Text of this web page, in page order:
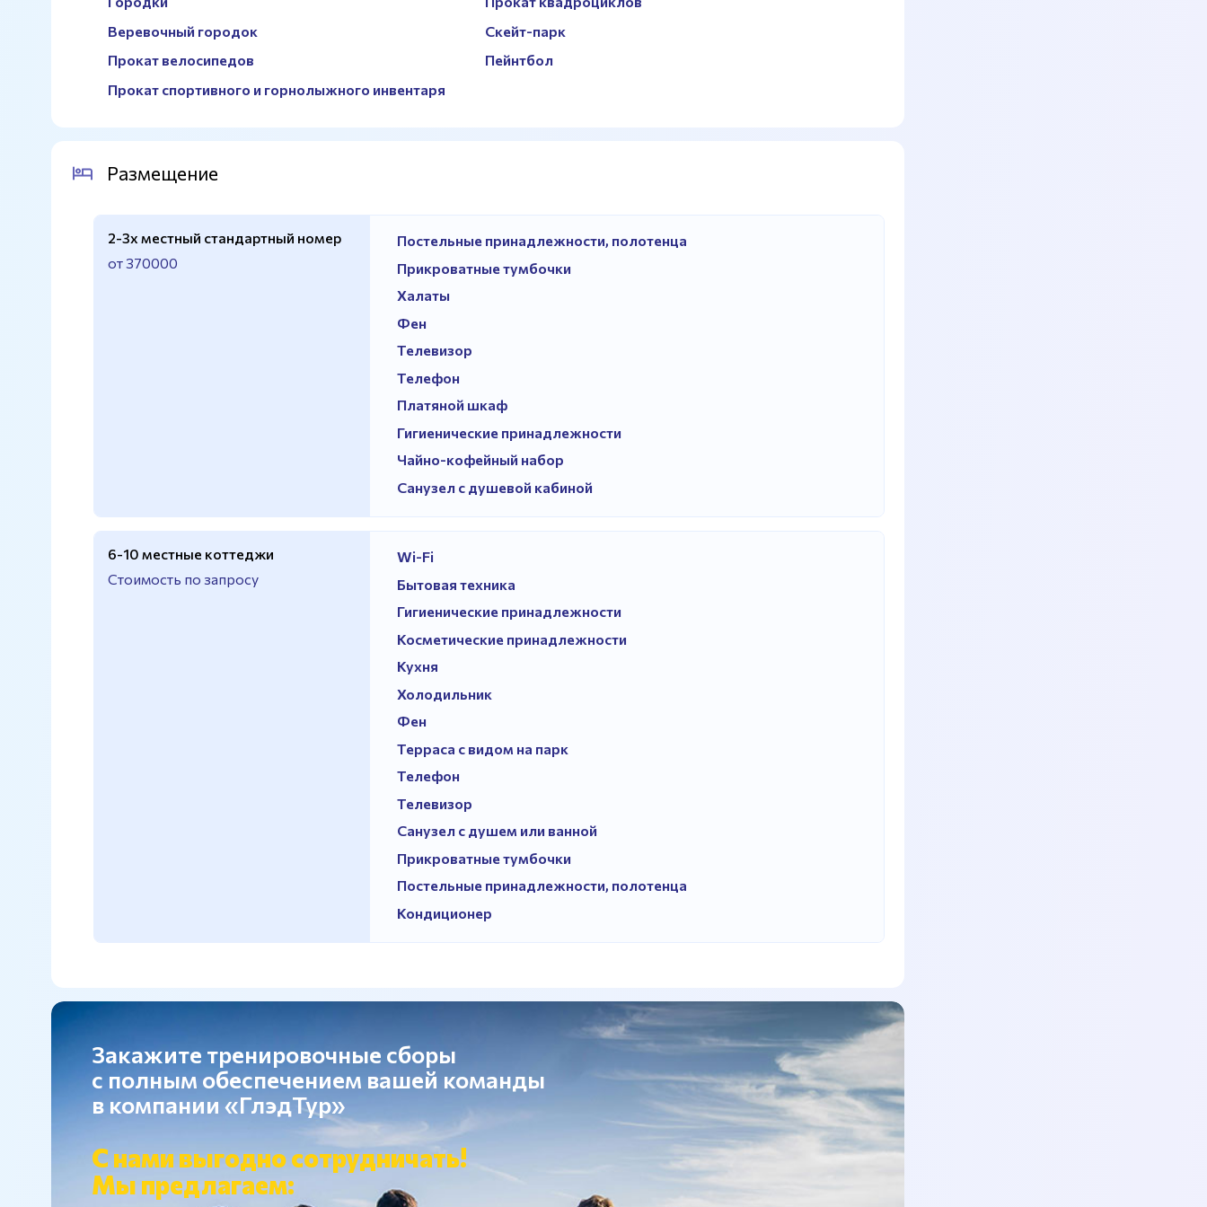
Веревочный городок
Скейт-парк
Прокат велосипедов
Пейнтбол
Прокат спортивного и горнолыжного инвентаря
Размещение
2-3х местный стандартный номер
от 370000
Постельные принадлежности, полотенца
Прикроватные тумбочки
Халаты
Фен
Телевизор
Телефон
Платяной шкаф
Гигиенические принадлежности
Чайно-кофейный набор
Санузел с душевой кабиной
6-10 местные коттеджи
Стоимость по запросу
Wi-Fi
Бытовая техника
Гигиенические принадлежности
Косметические принадлежности
Кухня
Холодильник
Фен
Терраса с видом на парк
Телефон
Телевизор
Санузел с душем или ванной
Прикроватные тумбочки
Постельные принадлежности, полотенца
Кондиционер
Закажите тренировочные сборы
с полным обеспечением вашей команды
в компании «ГлэдТур»
С нами выгодно сотрудничать!
Мы предлагаем: